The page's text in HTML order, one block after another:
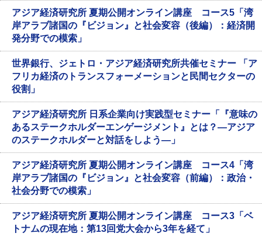
アジア経済研究所 夏期公開オンライン講座 コース5「湾
岸アラブ諸国の『ビジョン』と社会変容（後編）：経済開
発分野での模索」
世界銀行、ジェトロ・アジア経済研究所共催セミナー 「ア
フリカ経済のトランスフォーメーションと民間セクターの
役割」
アジア経済研究所 日系企業向け実践型セミナー「『意味の
あるステークホルダーエンゲージメント』とは？―アジア
のステークホルダーと対話をしよう―」
アジア経済研究所 夏期公開オンライン講座 コース4「湾
岸アラブ諸国の『ビジョン』と社会変容（前編）：政治・
社会分野での模索」
アジア経済研究所 夏期公開オンライン講座 コース3「ベ
トナムの現在地：第13回党大会から3年を経て」